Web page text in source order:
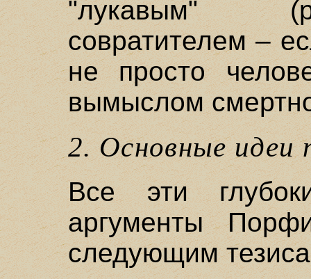
"лукавым"
совратителем –
не просто
вымыслом
2. Основные идеи
Все эти
аргументы
следующим